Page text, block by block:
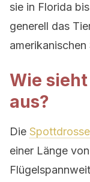
sie in Florida
generell das
amerikanischen
Wie
aus?
Die
einer Länge